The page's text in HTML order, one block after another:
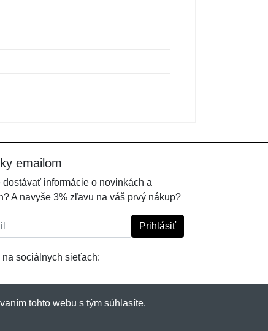
emailom
dostávať informácie o novinkách a
A navyše 3% zľavu na váš prvý nákup?
Prihlásiť
na sociálnych sieťach:
tohto webu s tým súhlasíte.